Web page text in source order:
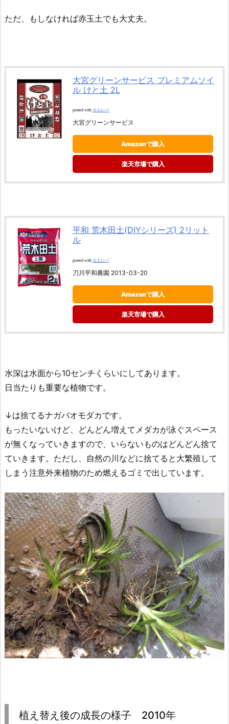
ただ、もしなければ赤玉土でも大丈夫。
大宮グリーンサービス プレミアムソイ
ル けと土 2L
posted with カエレバ
大宮グリーンサービス
Amazonで購入
楽天市場で購入
平和 荒木田土(DIYシリーズ) 2リット
ル
posted with カエレバ
刀川平和農園 2013-03-20
Amazonで購入
楽天市場で購入
水深は水面から10センチくらいにしてあります。
日当たりも重要な植物です。
↓は捨てるナガバオモダカです。
もったいないけど、どんどん増えてメダカが泳ぐスペース
が無くなっていきますので、いらないものはどんどん捨て
ていきます。ただし、自然の川などに捨てると大繁殖して
しまう注意外来植物のため燃えるゴミで出しています。
植え替え後の成長の様子 2010年